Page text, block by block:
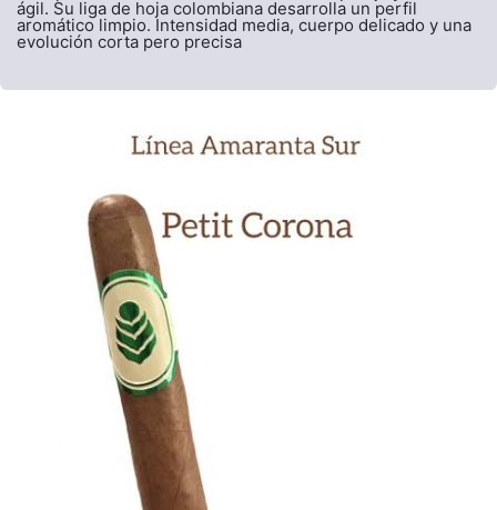
ágil. Su liga de hoja colombiana desarrolla un perfil
aromático limpio. Intensidad media, cuerpo delicado y una
evolución corta pero precisa